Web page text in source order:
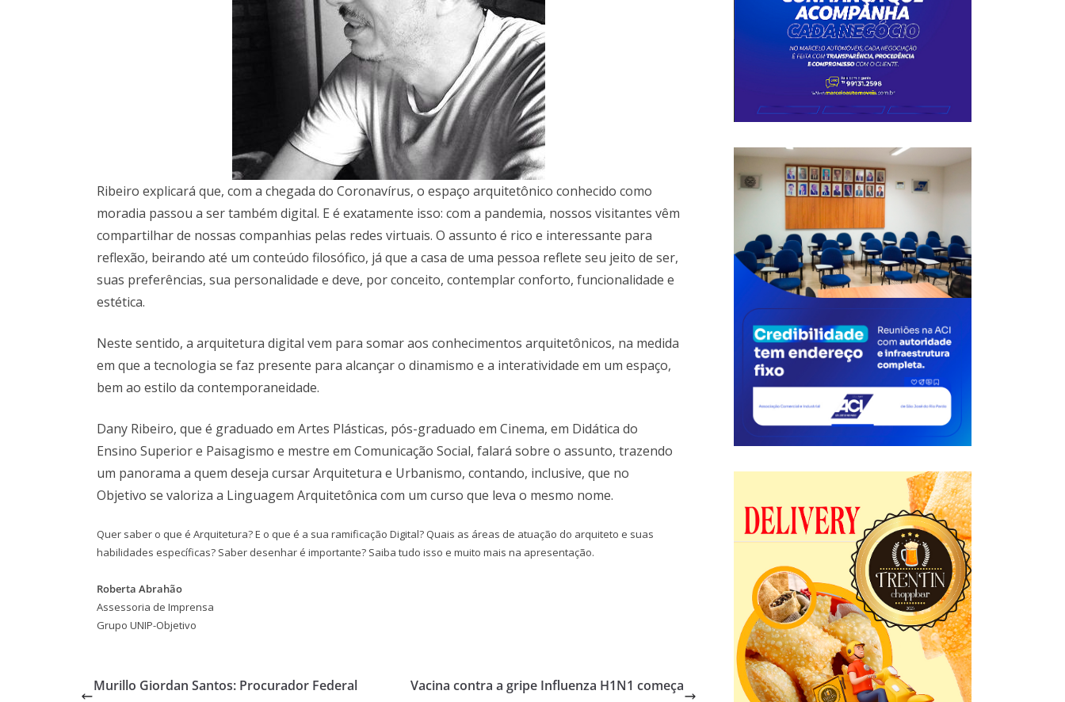
Ribeiro explicará que, com a chegada do Coronavírus, o espaço arquitetônico conhecido como
moradia passou a ser também digital. E é exatamente isso: com a pandemia, nossos visitantes vêm
compartilhar de nossas companhias pelas redes virtuais. O assunto é rico e interessante para
reflexão, beirando até um conteúdo filosófico, já que a casa de uma pessoa reflete seu jeito de ser,
suas preferências, sua personalidade e deve, por conceito, contemplar conforto, funcionalidade e
estética.
Neste sentido, a arquitetura digital vem para somar aos conhecimentos arquitetônicos, na medida
em que a tecnologia se faz presente para alcançar o dinamismo e a interatividade em um espaço,
bem ao estilo da contemporaneidade.
Dany Ribeiro, que é graduado em Artes Plásticas, pós-graduado em Cinema, em Didática do
Ensino Superior e Paisagismo e mestre em Comunicação Social, falará sobre o assunto, trazendo
um panorama a quem deseja cursar Arquitetura e Urbanismo, contando, inclusive, que no
Objetivo se valoriza a Linguagem Arquitetônica com um curso que leva o mesmo nome.
Quer saber o que é Arquitetura? E o que é a sua ramificação Digital? Quais as áreas de atuação do arquiteto e suas
habilidades específicas? Saber desenhar é importante? Saiba tudo isso e muito mais na apresentação.
Roberta Abrahão
Assessoria de Imprensa
Grupo UNIP-Objetivo
Murillo Giordan Santos: Procurador Federal
Vacina contra a gripe Influenza H1N1 começa